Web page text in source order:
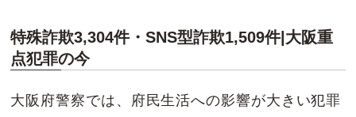
特殊詐欺3,304件・SNS型詐欺1,509件|大阪重
点犯罪の今
大阪府警察では、府民生活への影響が大きい犯罪